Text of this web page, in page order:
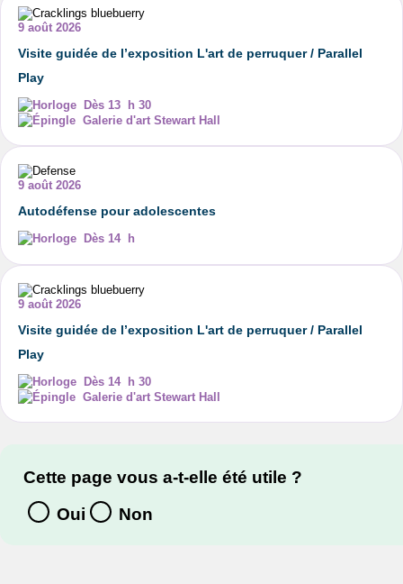
9 août 2026
Visite guidée de l’exposition L'art de perruquer / Parallel
Play
Dès 13 h 30
Galerie d'art Stewart Hall
9 août 2026
Autodéfense pour adolescentes
Dès 14 h
9 août 2026
Visite guidée de l’exposition L'art de perruquer / Parallel
Play
Dès 14 h 30
Galerie d'art Stewart Hall
Cette page vous a-t-elle été utile ?
Oui
Non